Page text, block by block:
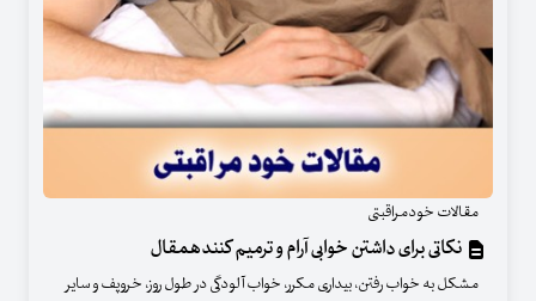
مقالات خودمراقبتی
نکاتی برای داشتن خوابی آرام و ترمیم کنندهمقال
مشکل به خواب رفتن، بیداری مکرر، خواب آلودگی در طول روز، خروپف و سایر